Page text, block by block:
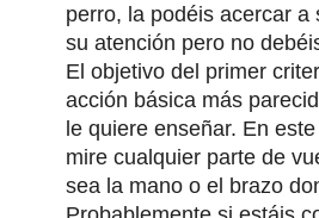
perro, la podéis acercar a
su atención pero no
El objetivo del primer
acción básica más
le quiere enseñar. En
mire cualquier parte de
sea la mano o el brazo